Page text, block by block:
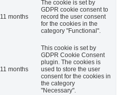
11 months
The cookie is set by
GDPR cookie consent to
record the user consent
for the cookies in the
category "Functional".
11 months
This cookie is set by
GDPR Cookie Consent
plugin. The cookies is
used to store the user
consent for the cookies in
the category
"Necessary".